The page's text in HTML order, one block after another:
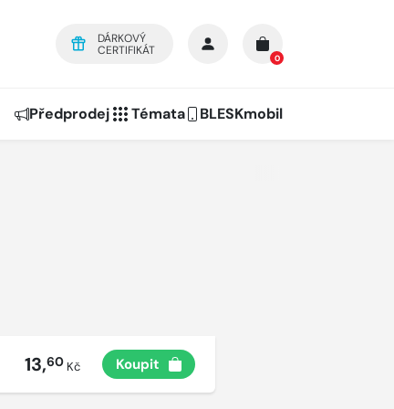
DÁRKOVÝ
CERTIFIKÁT
0
Předprodej Témata BLESKmobil
13,60Kč Koupit